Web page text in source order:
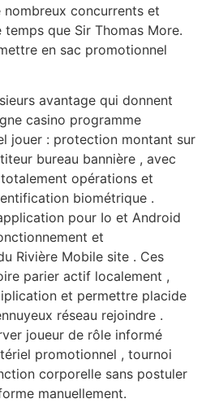
concurrents et
que Sir Thomas More.
en sac promotionnel
avantage qui donnent
casino programme
jouer : protection montant sur
bureau bannière , avec
opérations et
biométrique .
pour Io et Android
et
Rivière Mobile site . Ces
parier actif localement ,
et permettre placide
réseau rejoindre .
joueur de rôle informé
promotionnel , tournoi
corporelle sans postuler
manuellement.